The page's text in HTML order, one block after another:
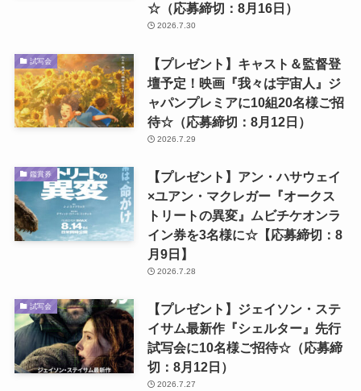
☆（応募締切：8月16日）
2026.7.30
試写会
【プレゼント】キャスト＆監督登
壇予定！映画『我々は宇宙人』ジ
ャパンプレミアに10組20名様ご招
待☆（応募締切：8月12日）
2026.7.29
鑑賞券
【プレゼント】アン・ハサウェイ
×ユアン・マクレガー『オークス
トリートの異変』ムビチケオンラ
イン券を3名様に☆【応募締切：8
月9日】
2026.7.28
試写会
【プレゼント】ジェイソン・ステ
イサム最新作『シェルター』先行
試写会に10名様ご招待☆（応募締
切：8月12日）
2026.7.27